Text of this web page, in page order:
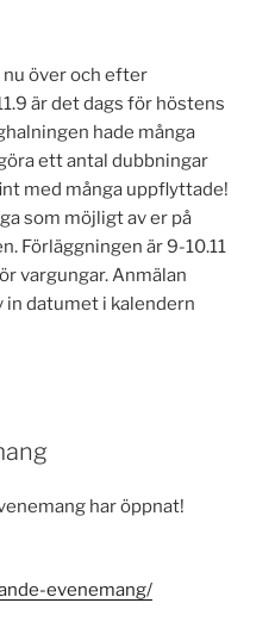
över och efter
är det dags för höstens
hade många
ett antal dubbningar
med många uppflyttade!
som möjligt av er på
Förläggningen är 9-10.11
vargungar. Anmälan
in datumet i kalendern
har öppnat!
evenemang/